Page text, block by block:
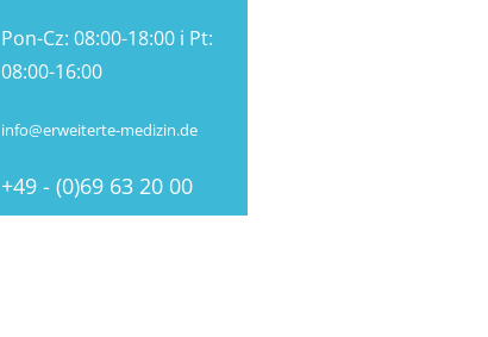
Pon-Cz: 08:00-18:00 i Pt:
08:00-16:00
info@erweiterte-medizin.de
+49 - (0)69 63 20 00